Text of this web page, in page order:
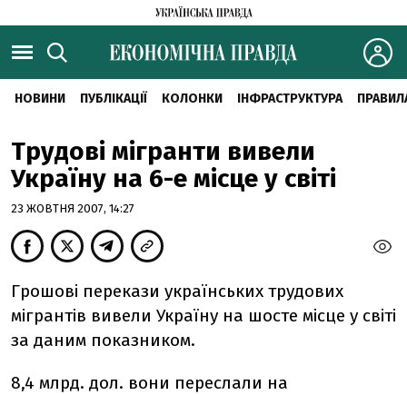
НОВИНИ ПУБЛІКАЦІЇ КОЛОНКИ ІНФРАСТРУКТУРА
Трудові мігранти вивели
Україну на 6-е місце у світі
23 ЖОВТНЯ 2007, 14:27
Грошові перекази українських трудових
мігрантів вивели Україну на шосте місце у світі
за даним показником.
8,4 млрд. дол. вони переслали на